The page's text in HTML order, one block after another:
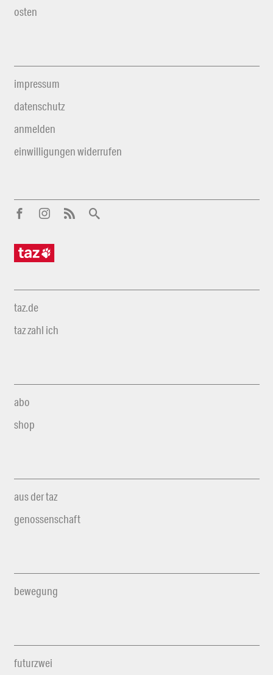
osten
impressum
datenschutz
anmelden
einwilligungen widerrufen
taz.de
taz zahl ich
abo
shop
aus der taz
genossenschaft
bewegung
futurzwei